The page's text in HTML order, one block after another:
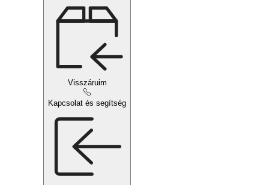
Visszáruim
Kapcsolat és segítség